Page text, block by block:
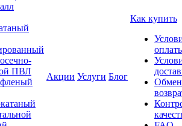
ПВЛ
Акции Услуги Блог
Как купить